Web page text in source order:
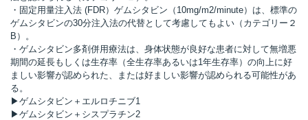
・固定用量注入法 (FDR）ゲムシタビン（10mg/m2/minute）は、標準の
ゲムシタビンの30分注入法の代替として考慮してもよい（カテゴリー２
B）。
・ゲムシタビン多剤併用療法は、身体状態が良好な患者に対して無増悪
期間の延長もしくは生存率（全生存率あるいは1年生存率）の向上に好
ましい影響が認められた、または好ましい影響が認められる可能性があ
る。
▶ゲムシタビン＋エルロチニブ1
▶ゲムシタビン＋シスプラチン2